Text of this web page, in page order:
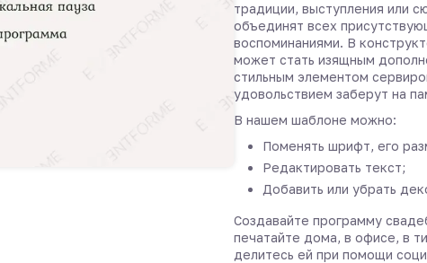
традиции, выступления или
объединят всех
воспоминаниями. В
может стать изящным
стильным элементом
удовольствием заберут на
В нашем шаблоне можно:
Поменять шрифт, его
Редактировать текст;
Добавить или убрать
Создавайте программу
печатайте дома, в офисе, в
делитесь ей при помощи